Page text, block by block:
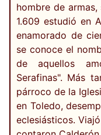
hombre de
1.609 estudió en
enamorado de
se conoce el
de aquellos
Serafinas". Más
párroco de la
en Toledo,
eclesiásticos.